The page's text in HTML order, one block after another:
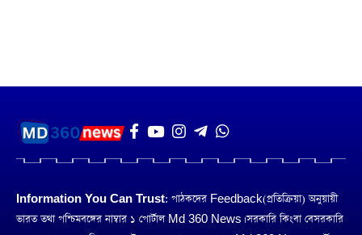
Information You Can Trust: পাঠকদের Feedback(প্রতিক্রিয়া) অনুয়ায়ী
ভারত তথা পশ্চিমবঙ্গের নাম্বার ১ পোর্টাল Md 360 News। সরকারি কিংবা বেসরকারি